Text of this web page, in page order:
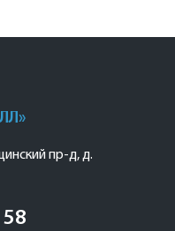
пр-д, д.